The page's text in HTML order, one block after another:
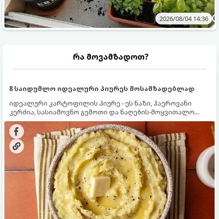
2026/08/04 14:36
რა მოვამზადოთ?
8 საიდუმლო იდეალური პიურეს მოსამზადებლად
იდეალური კარტოფილის პიურე - ეს ნაზი, ჰაეროვანი
კერძია, სასიამოვნო გემოთი და ნაღების-მოყვითალო
ფერით. მისი მომზადება ძალიან მარტივია, მაგრამ
არსებობს რამდენიმე საიდუმლო, რომლებიც უნდა
იცოდეთ, რომ პიურე იდეალურად გემრიელი გამოვიდეს.